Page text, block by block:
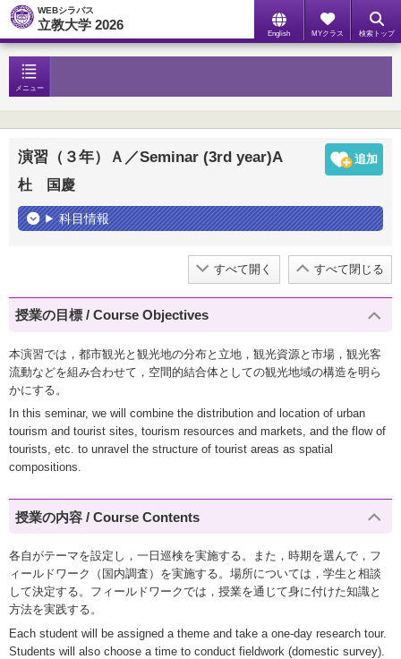
WEBシラバス
立教大学 2026
English MYクラス 検索トップ
メニュー
演習（３年）Ａ／Seminar (3rd year)A
杜 国慶
科目情報
すべて開く すべて閉じる
授業の目標 / Course Objectives
本演習では，都市観光と観光地の分布と立地，観光資源と市場，観光客
流動などを組み合わせて，空間的結合体としての観光地域の構造を明ら
かにする。
In this seminar, we will combine the distribution and location of urban
tourism and tourist sites, tourism resources and markets, and the flow of
tourists, etc. to unravel the structure of tourist areas as spatial
compositions.
授業の内容 / Course Contents
各自がテーマを設定し，一日巡検を実施する。また，時期を選んで，フ
ィールドワーク（国内調査）を実施する。場所については，学生と相談
して決定する。フィールドワークでは，授業を通じて身に付けた知識と
方法を実践する。
Each student will be assigned a theme and take a one-day research tour.
Students will also choose a time to conduct fieldwork (domestic survey).